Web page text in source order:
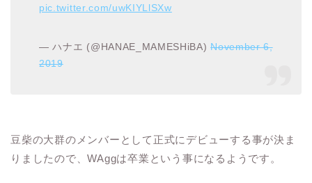
pic.twitter.com/uwKIYLlSXw
— ハナエ (@HANAE_MAMESHiBA)November 6,
2019
豆柴の大群のメンバーとして正式にデビューする事が決ま
りましたので、WAggは卒業という事になるようです。